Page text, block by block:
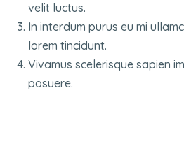
velit luctus.
In interdum purus eu mi
lorem tincidunt.
Vivamus scelerisque sapien
posuere.